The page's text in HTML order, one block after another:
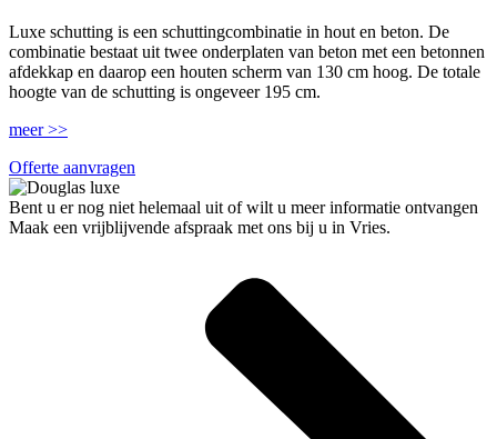
Luxe schutting is een schuttingcombinatie in hout en beton. De
combinatie bestaat uit twee onderplaten van beton met een betonnen
afdekkap en daarop een houten scherm van 130 cm hoog. De totale
hoogte van de schutting is ongeveer 195 cm.
meer >>
Offerte aanvragen
Bent u er nog niet helemaal uit of wilt u meer informatie ontvangen
Maak een vrijblijvende afspraak met ons bij u in Vries.